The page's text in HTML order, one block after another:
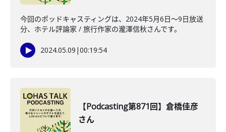
今回のポッドキャスティングは、2024年5月6日〜9日放送
分、ホテル評論家 / 旅行作家の瀧澤信秋さんです。
2024.05.09 |00:19:54
【Podcasting第871回】倉橋佳彦
さん